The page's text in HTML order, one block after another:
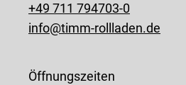
+49 711 794703-0
info@timm-rollladen.de
Öffnungszeiten